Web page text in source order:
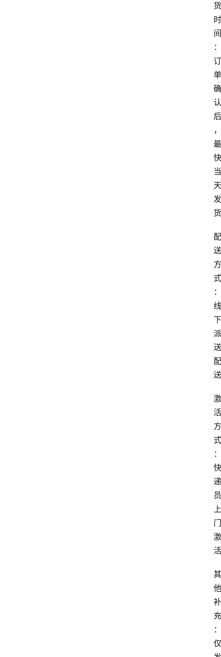
货
时
间
：
订
单
确
认
后
，
最
快
当
天
发
货
配
送
方
式
：
线
下
派
送
配
送
激
活
方
式
：
快
递
员
上
门
激
活
其
他
补
充
：
仅